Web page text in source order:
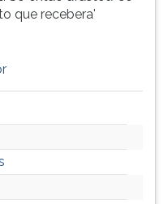
que recebera'